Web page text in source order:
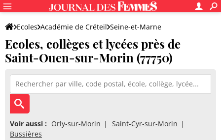
Ecoles Académie de Créteil Seine-et-Marne
Ecoles, collèges et lycées près de
Saint-Ouen-sur-Morin (77750)
Voir aussi : Orly-sur-Morin
Saint-Cyr-sur-Morin
Bussières